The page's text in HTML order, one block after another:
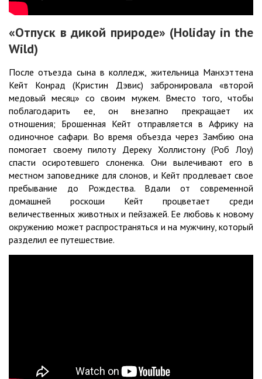
«Отпуск в дикой природе» (Holiday in the
Wild)
После отъезда сына в колледж, жительница Манхэттена
Кейт Конрад (Кристин Дэвис) забронировала «второй
медовый месяц» со своим мужем. Вместо того, чтобы
поблагодарить ее, он внезапно прекращает их
отношения; Брошенная Кейт отправляется в Африку на
одиночное сафари. Во время объезда через Замбию она
помогает своему пилоту Дереку Холлистону (Роб Лоу)
спасти осиротевшего слоненка. Они вылечивают его в
местном заповеднике для слонов, и Кейт продлевает свое
пребывание до Рождества. Вдали от современной
домашней роскоши Кейт процветает среди
величественных животных и пейзажей. Ее любовь к новому
окружению может распространяться и на мужчину, который
разделил ее путешествие.